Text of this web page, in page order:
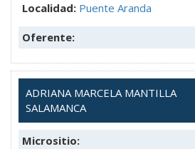
Localidad: Puente Aranda
Oferente:
ADRIANA MARCELA MANTILLA
SALAMANCA
Micrositio: